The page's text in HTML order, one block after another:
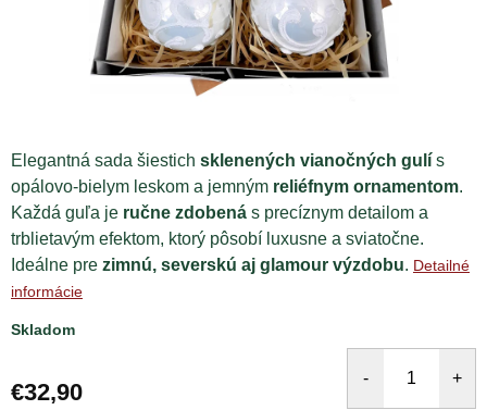
Elegantná sada šiestich sklenených vianočných gulí s
opálovo-bielym leskom a jemným reliéfnym ornamentom.
Každá guľa je ručne zdobená s precíznym detailom a
trblietavým efektom, ktorý pôsobí luxusne a sviatočne.
Ideálne pre zimnú, severskú aj glamour výzdobu. Detailné
informácie
Skladom
€32,90